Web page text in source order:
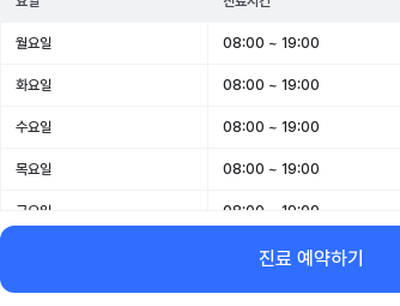
월요일 08:00 ~ 19:00
화요일 08:00 ~ 19:00
수요일 08:00 ~ 19:00
목요일 08:00 ~ 19:00
금요일 08:00 ~ 19:00
08:00 ~ 17:00
일요일 휴무
진료 예약하기